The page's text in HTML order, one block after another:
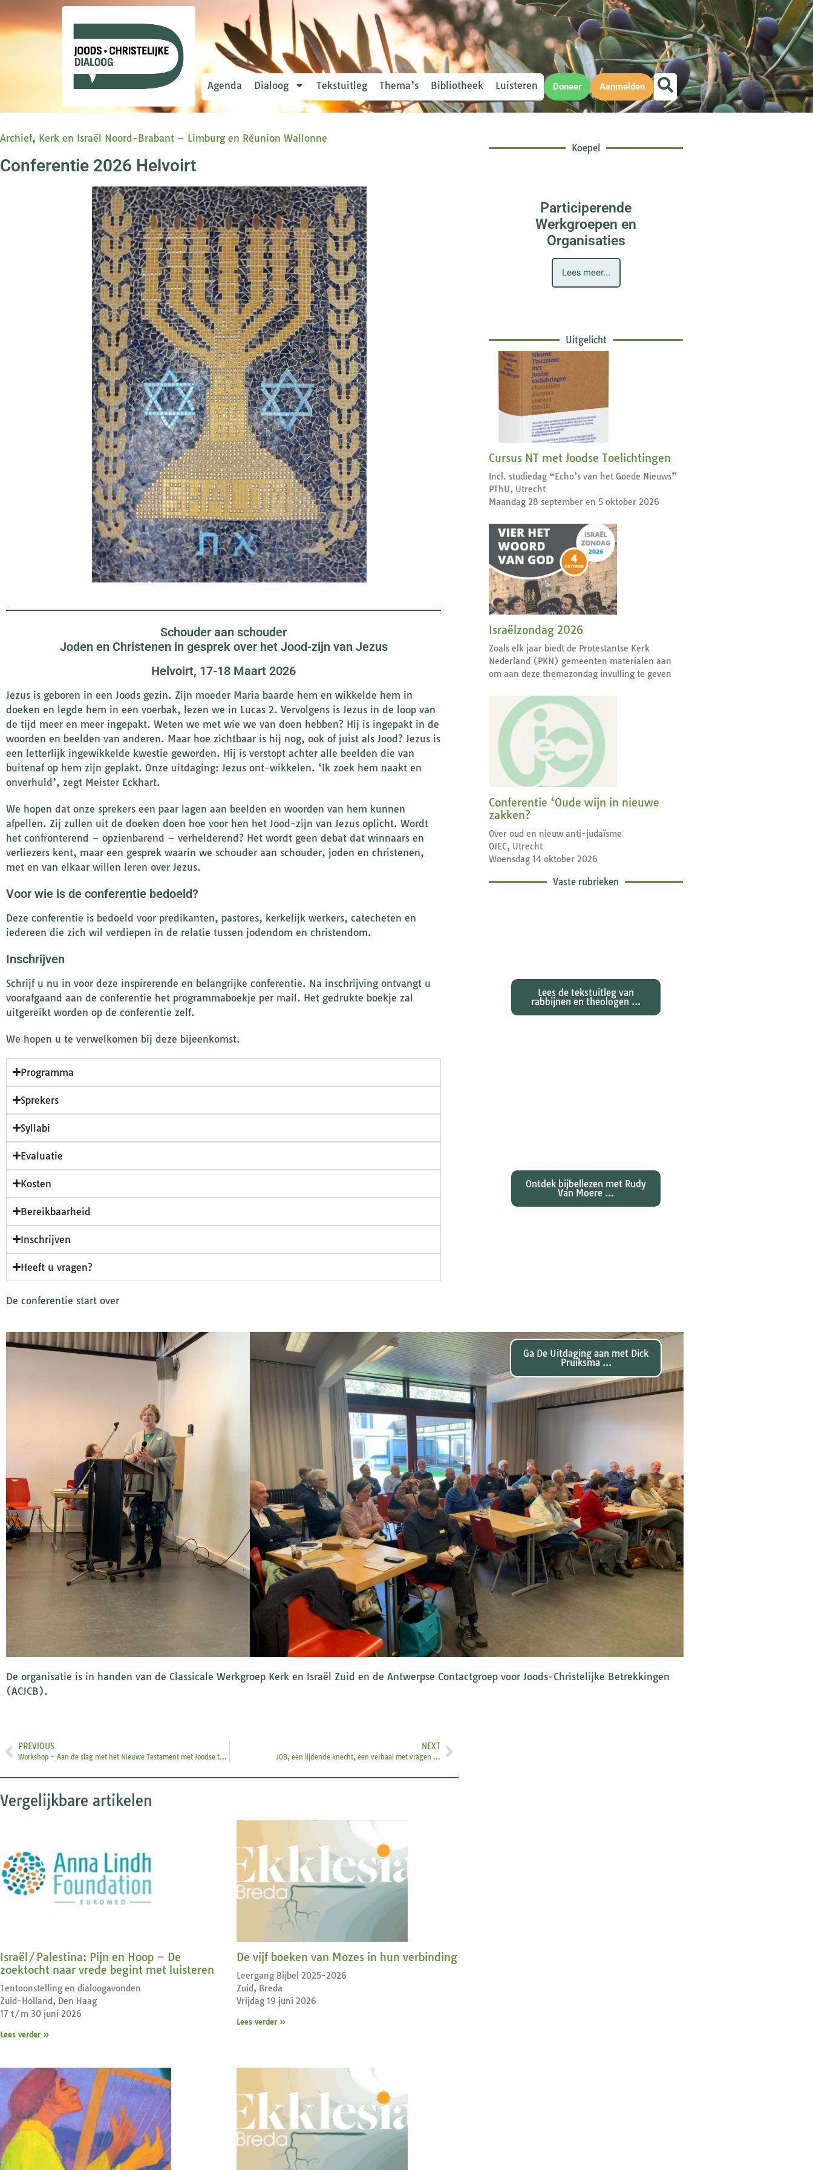
Agenda Dialoog Tekstuitleg Thema’s Bibliotheek Luisteren Doneer Aanmelden
Archief, Kerk en Israël Noord-Brabant – Limburg en Réunion Wallonne
Conferentie 2026 Helvoirt
Schouder aan schouder
Joden en Christenen in gesprek over het Jood-zijn van Jezus
Helvoirt, 17-18 Maart 2026
Jezus is geboren in een Joods gezin. Zijn moeder Maria baarde hem en wikkelde hem in
doeken en legde hem in een voerbak, lezen we in Lucas 2. Vervolgens is Jezus in de loop van
de tijd meer en meer ingepakt. Weten we met wie we van doen hebben? Hij is ingepakt in de
woorden en beelden van anderen. Maar hoe zichtbaar is hij nog, ook of juist als Jood? Jezus is
een letterlijk ingewikkelde kwestie geworden. Hij is verstopt achter alle beelden die van
buitenaf op hem zijn geplakt. Onze uitdaging: Jezus ont-wikkelen. ‘Ik zoek hem naakt en
onverhuld’, zegt Meister Eckhart.
We hopen dat onze sprekers een paar lagen aan beelden en woorden van hem kunnen
afpellen. Zij zullen uit de doeken doen hoe voor hen het Jood-zijn van Jezus oplicht. Wordt
het confronterend – opzienbarend – verhelderend? Het wordt geen debat dat winnaars en
verliezers kent, maar een gesprek waarin we schouder aan schouder, joden en christenen,
met en van elkaar willen leren over Jezus.
Voor wie is de conferentie bedoeld?
Deze conferentie is bedoeld voor predikanten, pastores, kerkelijk werkers, catecheten en
iedereen die zich wil verdiepen in de relatie tussen jodendom en christendom.
Inschrijven
Schrijf u nu in voor deze inspirerende en belangrijke conferentie. Na inschrijving ontvangt u
voorafgaand aan de conferentie het programmaboekje per mail. Het gedrukte boekje zal
uitgereikt worden op de conferentie zelf.
We hopen u te verwelkomen bij deze bijeenkomst.
Programma
Sprekers
Syllabi
Evaluatie
Kosten
Bereikbaarheid
Inschrijven
Heeft u vragen?
De conferentie start over
De organisatie is in handen van de Classicale Werkgroep Kerk en Israël Zuid en de Antwerpse Contactgroep voor Joods-Christelijke Betrekkingen
(ACJCB).
PREVIOUS
Workshop – Aan de slag met het Nieuwe Testament met Joodse toelichtingen
NEXT
JOB, een lijdende knecht, een verhaal met vragen …
Vergelijkbare artikelen
Israël/Palestina: Pijn en Hoop – De
zoektocht naar vrede begint met luisteren
Tentoonstelling en dialoogavonden
Zuid-Holland, Den Haag
17 t/m 30 juni 2026
Lees verder »
De vijf boeken van Mozes in hun verbinding
Leergang Bijbel 2025-2026
Zuid, Breda
Vrijdag 19 juni 2026
Lees verder »
Koepel
Participerende
Werkgroepen en
Organisaties
Lees meer...
Uitgelicht
Cursus NT met Joodse Toelichtingen
Incl. studiedag “Echo’s van het Goede Nieuws”
PThU, Utrecht
Maandag 28 september en 5 oktober 2026
Israëlzondag 2026
Zoals elk jaar biedt de Protestantse Kerk
Nederland (PKN) gemeenten materialen aan
om aan deze themazondag invulling te geven
Conferentie ‘Oude wijn in nieuwe
zakken?
Over oud en nieuw anti-judaïsme
OJEC, Utrecht
Woensdag 14 oktober 2026
Vaste rubrieken
Lees de tekstuitleg van
rabbijnen en theologen ...
Ontdek bijbellezen met Rudy
Van Moere ...
Ga De Uitdaging aan met Dick
Pruiksma ...